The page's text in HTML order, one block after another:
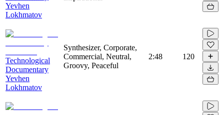
Yevhen
Lokhmatov
Technological
Documentary
Yevhen
Lokhmatov
Synthesizer, Corporate,
Commercial, Neutral,
Groovy, Peaceful
2:48 120